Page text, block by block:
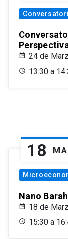
24 de
13:30 a
18
Nano
18 de
15:30 a